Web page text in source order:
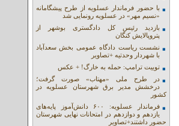
با حضور فرماندار عسلویه از طرح پیشگامانه
«نسیم مهر» در عسلویه رونمایی شد
بازدید رئیس کل دادگستری بوشهر از
پتروپالایش کنگان
نشست ریاست دادگاه عمومی بخش سعدآباد
با شهردار وحدتیه +تصاویر
توییت ترامپ: حمله به خارگ! + عکس
در طرح ملی «مهتاب» صورت گرفت؛
درخشش مدیر برق شهرستان عسلویه در
کشور
فرماندار عسلویه: ۶۰۰ دانش‌آموز پایه‌های
یازدهم و دوازدهم در امتحانات نهایی شهرستان
حضور داشتند+تصاویر